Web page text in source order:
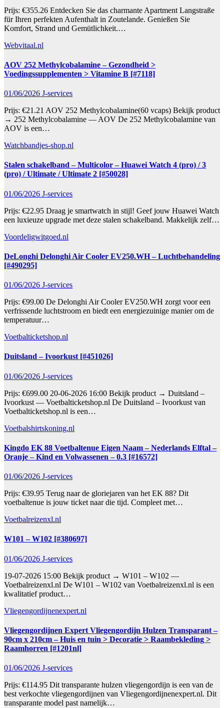
Prijs: €355.26 Entdecken Sie das charmante Apartment Langstraße
für Ihren perfekten Aufenthalt in Zoutelande. Genießen Sie
Komfort, Strand und Gemütlichkeit.…
Webvitaal.nl
AOV 252 Methylcobalamine – Gezondheid >
Voedingssupplementen > Vitamine B [#7118]
01/06/2026 J-services
Prijs: €21.21 AOV 252 Methylcobalamine(60 vcaps) Bekijk product
→ 252 Methylcobalamine — AOV De 252 Methylcobalamine van
AOV is een…
Watchbandjes-shop.nl
Stalen schakelband – Multicolor – Huawei Watch 4 (pro) / 3
(pro) / Ultimate / Ultimate 2 [#50028]
01/06/2026 J-services
Prijs: €22.95 Draag je smartwatch in stijl! Geef jouw Huawei Watch
een luxieuze upgrade met deze stalen schakelband. Makkelijk zelf…
Voordeligwitgoed.nl
DeLonghi Delonghi Air Cooler EV250.WH – Luchtbehandeling
[#490295]
01/06/2026 J-services
Prijs: €99.00 De Delonghi Air Cooler EV250.WH zorgt voor een
verfrissende luchtstroom en biedt een energiezuinige manier om de
temperatuur…
Voetbalticketshop.nl
Duitsland – Ivoorkust [#451026]
01/06/2026 J-services
Prijs: €699.00 20-06-2026 16:00 Bekijk product → Duitsland –
Ivoorkust — Voetbalticketshop.nl De Duitsland – Ivoorkust van
Voetbalticketshop.nl is een…
Voetbalshirtskoning.nl
Kingdo EK 88 Voetbaltenue Eigen Naam – Nederlands Elftal –
Oranje – Kind en Volwassenen – 0.3 [#16572]
01/06/2026 J-services
Prijs: €39.95 Terug naar de gloriejaren van het EK 88? Dit
voetbaltenue is jouw ticket naar die tijd. Compleet met…
Voetbalreizenxl.nl
W101 – W102 [#380697]
01/06/2026 J-services
19-07-2026 15:00 Bekijk product → W101 – W102 —
Voetbalreizenxl.nl De W101 – W102 van Voetbalreizenxl.nl is een
kwalitatief product…
Vliegengordijnenexpert.nl
Vliegengordijnen Expert Vliegengordijn Hulzen Transparant –
90cm x 210cm – Huis en tuin > Decoratie > Raambekleding >
Raamhorren [#1201nl]
01/06/2026 J-services
Prijs: €114.95 Dit transparante hulzen vliegengordijn is een van de
best verkochte vliegengordijnen van Vliegengordijnenexpert.nl. Dit
transparante model past namelijk…